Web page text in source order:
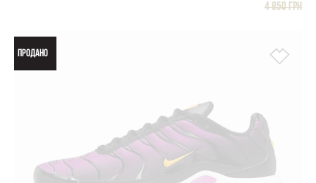
4 850 грн
ПРОДАНО